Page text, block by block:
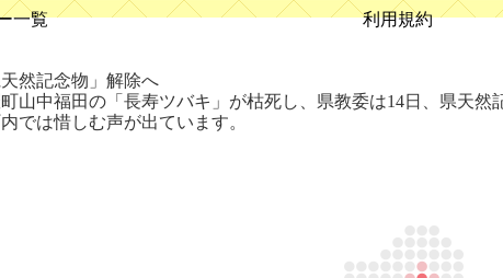
一覧 利用規約
然記念物」解除へ
山中福田の「長寿ツバキ」が枯死し、県教委は14日、県天
では惜しむ声が出ています。